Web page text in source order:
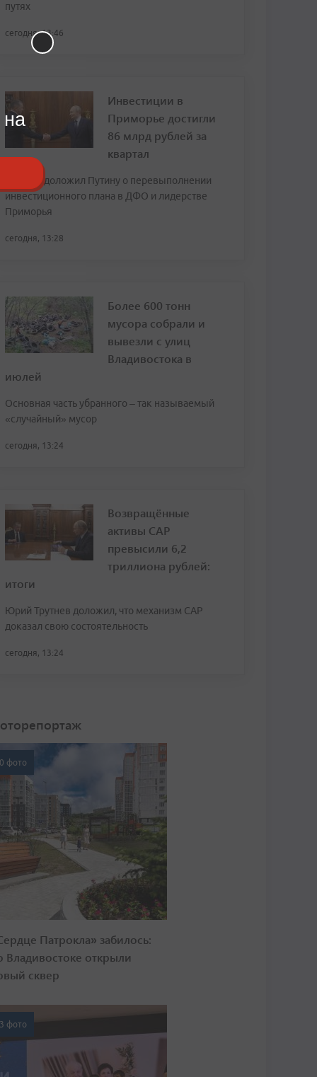
путях
сегодня, 13:46
Инвестиции в
Приморье достигли
86 млрд рублей за
квартал
Трутнев доложил Путину о перевыполнении
инвестиционного плана в ДФО и лидерстве
Приморья
сегодня, 13:28
Более 600 тонн
мусора собрали и
вывезли с улиц
Владивостока в
июлей
Основная часть убранного – так называемый
«случайный» мусор
сегодня, 13:24
Возвращённые
активы САР
превысили 6,2
триллиона рублей:
итоги
Юрий Трутнев доложил, что механизм САР
доказал свою состоятельность
сегодня, 13:24
фото
Патрокла» забилось:
Владивостоке открыли
сквер
фото